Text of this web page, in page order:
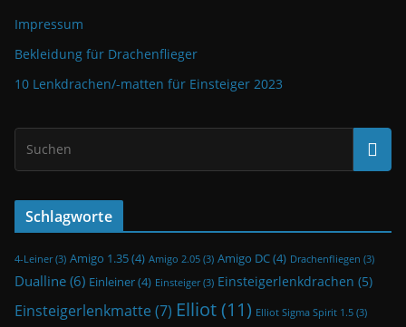
Impressum
Bekleidung für Drachenflieger
10 Lenkdrachen/-matten für Einsteiger 2023
Schlagworte
4-Leiner(3) Amigo 1.35(4) Amigo 2.05 (3) Amigo DC(4) Drachenfliegen (3)
Dualline(6) Einleiner(4) Einsteiger(3) Einsteigerlenkdrachen (5)
Einsteigerlenkmatte (7) Elliot(11) Elliot Sigma Spirit 1.5 (3)